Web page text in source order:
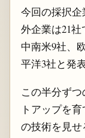
今回の採択企
外企業は21
中南米9社、
平洋3社と発
この半分ず
トアップを
の技術を見